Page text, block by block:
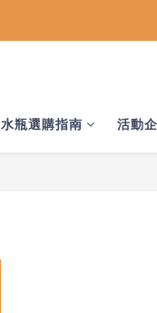
水瓶選購指南 活動